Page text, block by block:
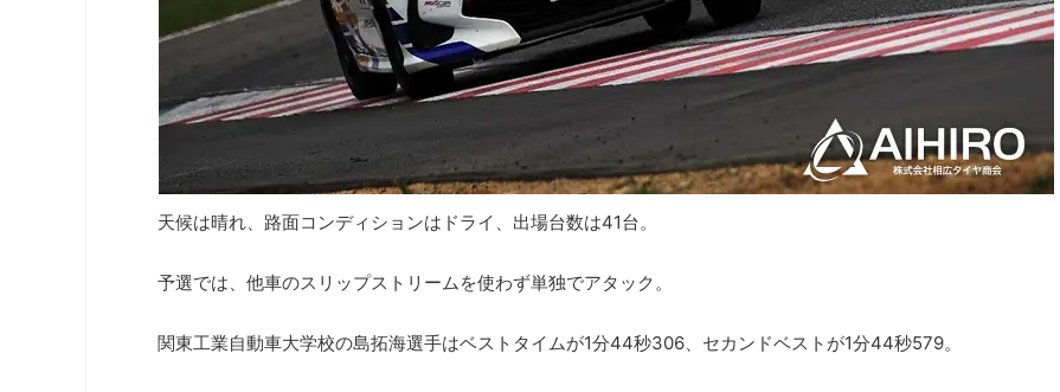
天候は晴れ、路面コンディションはドライ、出場台数は41台。
予選では、他車のスリップストリームを使わず単独でアタック。
関東工業自動車大学校の島拓海選手はベストタイムが1分44秒306、セカンドベストが1分44秒579。